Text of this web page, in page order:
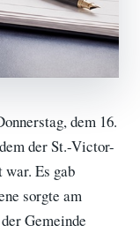
dem 16.
der St.-Victor-
Es gab
sorgte am
Gemeinde